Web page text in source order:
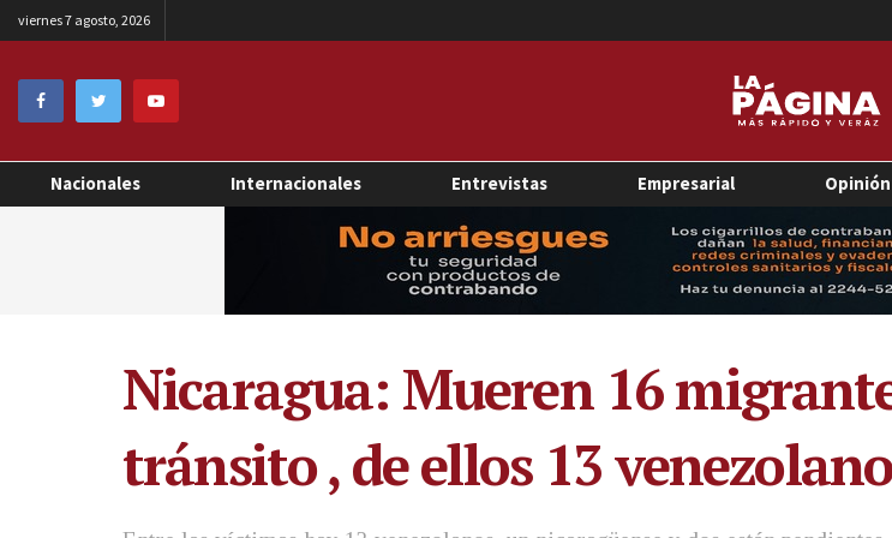
viernes 7 agosto, 2026
Nacionales Internacionales Entrevistas Empresarial Opinión
Nicaragua: Mueren 16
tránsito , de ellos 13